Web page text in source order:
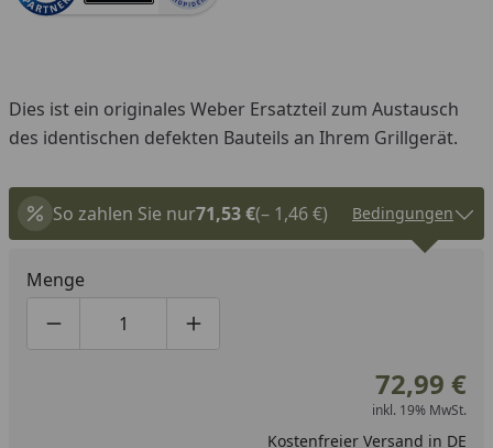
Dies ist ein originales Weber Ersatzteil zum Austausch
des identischen defekten Bauteils an Ihrem Grillgerät.
So zahlen Sie nur71,53 €(– 1,46 €) Bedingungen
Menge
Produktmenge um eins verringern
Produktmenge manuell eingeben
Produktmenge um eins erhöhen
72,99 €
inkl. 19% MwSt.
Kostenfreier Versand in DE